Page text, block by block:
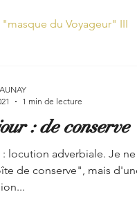
du Voyageur" III
: de conserve
: locution adverbiale. Je ne
de conserve", mais
1 min de lecture